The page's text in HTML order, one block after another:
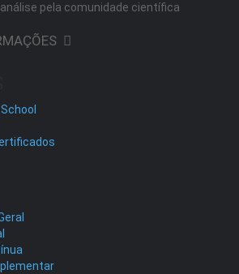
pela comunidade científica